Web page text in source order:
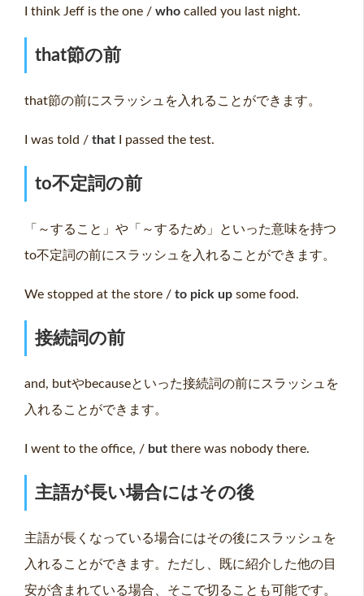
I think Jeff is the one / who called you last night.
that節の前
that節の前にスラッシュを入れることができます。
I was told / that I passed the test.
to不定詞の前
「～すること」や「～するため」といった意味を持つ
to不定詞の前にスラッシュを入れることができます。
We stopped at the store / to pick up some food.
接続詞の前
and, butやbecauseといった接続詞の前にスラッシュを
入れることができます。
I went to the office, / but there was nobody there.
主語が長い場合にはその後
主語が長くなっている場合にはその後にスラッシュを
入れることができます。ただし、既に紹介した他の目
安が含まれている場合、そこで切ることも可能です。